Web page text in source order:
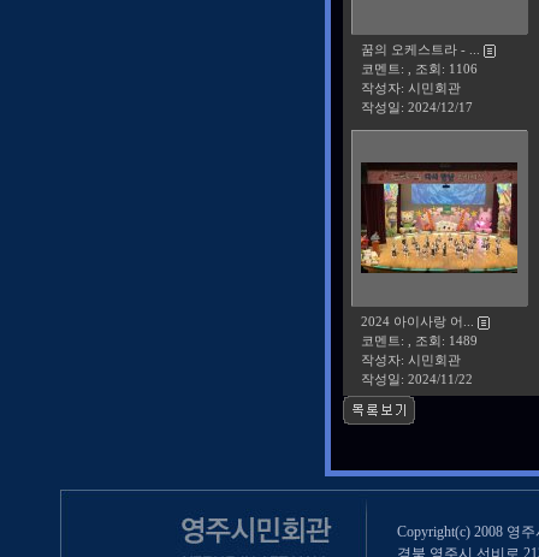
꿈의 오케스트라 - ...
코멘트: , 조회: 1106
작성자: 시민회관
작성일: 2024/12/17
2024 아이사랑 어...
코멘트: , 조회: 1489
작성자: 시민회관
작성일: 2024/11/22
Copyright(c) 2008 영
경북 영주시 선비로